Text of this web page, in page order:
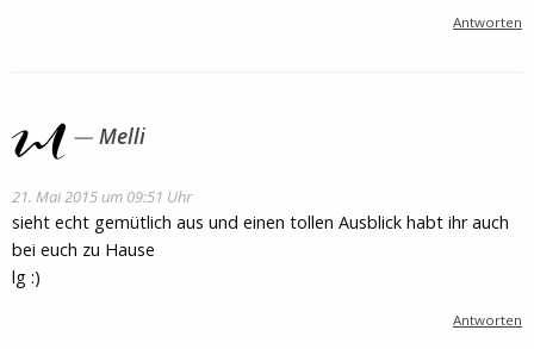
Antworten
Melli
21. Mai 2015 um 09:51 Uhr
sieht echt gemütlich aus und einen tollen Ausblick habt ihr auch
bei euch zu Hause
lg :)
Antworten